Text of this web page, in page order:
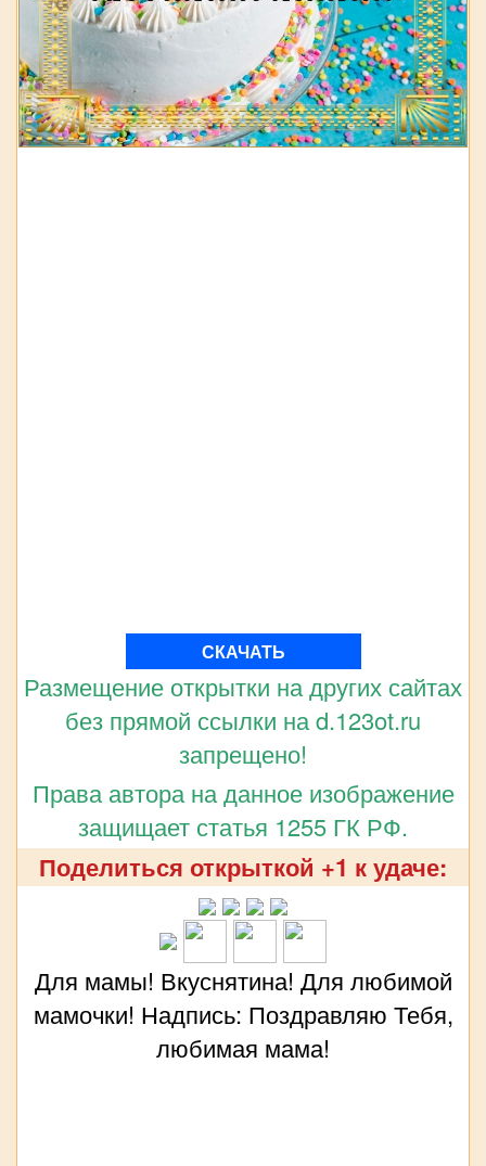
СКАЧАТЬ
Размещение открытки на других сайтах
без прямой ссылки на d.123ot.ru
запрещено!
Права автора на данное изображение
защищает статья 1255 ГК РФ.
Поделиться открыткой +1 к удаче:
Для мамы! Вкуснятина! Для любимой
мамочки! Надпись: Поздравляю Тебя,
любимая мама!